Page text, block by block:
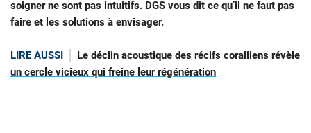
soigner ne sont pas intuitifs. DGS vous dit ce qu’il ne faut pas
faire et les solutions à envisager.
LIRE AUSSI
Le déclin acoustique des récifs coralliens révèle
un cercle vicieux qui freine leur régénération